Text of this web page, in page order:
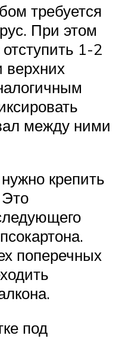
требуется
При этом
1-2
между ними
крепить
поперечных
под